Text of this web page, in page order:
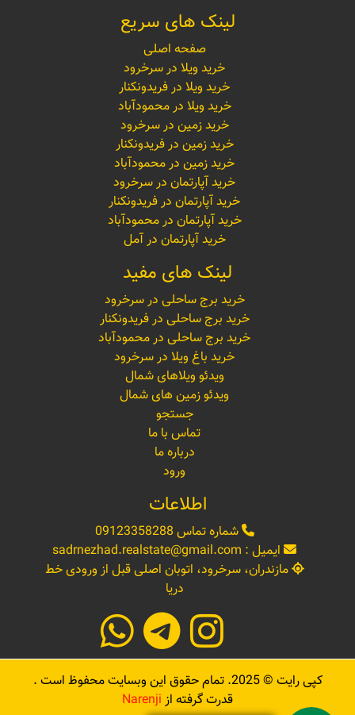
لینک های سریع
صفحه اصلی
خرید ویلا در سرخرود
خرید ویلا در فریدونکنار
خرید ویلا در محمودآباد
خرید زمین در سرخرود
خرید زمین در فریدونکنار
خرید زمین در محمودآباد
خرید آپارتمان در سرخرود
خرید آپارتمان در فریدونکنار
خرید آپارتمان در محمودآباد
خرید آپارتمان در آمل
لینک های مفید
خرید برج ساحلی در سرخرود
خرید برج ساحلی در فریدونکنار
خرید برج ساحلی در محمودآباد
خرید باغ ویلا در سرخرود
ویدئو ویلاهای شمال
ویدئو زمین های شمال
جستجو
تماس با ما
درباره ما
ورود
اطلاعات
شماره تماس 09123358288
ایمیل : sadrnezhad.realstate@gmail.com
مازندران، سرخرود، اتوبان اصلی قبل از ورودی خط
دریا
کپی رایت ©2025. تمام حقوق این وبسایت محفوظ است .
قدرت گرفته از Narenji